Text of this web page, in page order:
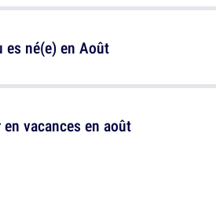
es né(e) en Août
vacances en août